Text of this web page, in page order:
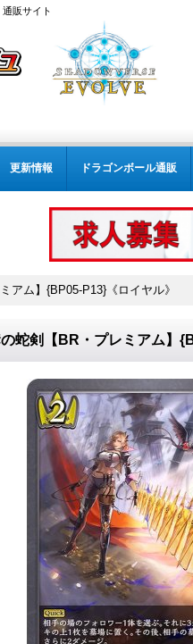
販サイト
更新情報 ドラゴンボール通販
アム】{BP05-P13}《ロイヤル》
蛇剣【BR・プレミアム】